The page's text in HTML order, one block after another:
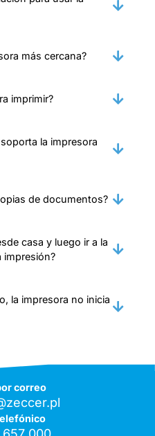
más cercana?
imprimir?
la impresora
de documentos?
casa y luego ir a la
impresión?
la impresora no inicia
correo